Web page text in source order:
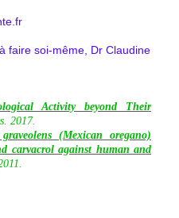
faire soi-même, Dr Claudine
Activity beyond Their
2017.
(Mexican oregano)
carvacrol against human and